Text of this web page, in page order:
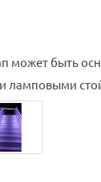
может быть
ламповыми